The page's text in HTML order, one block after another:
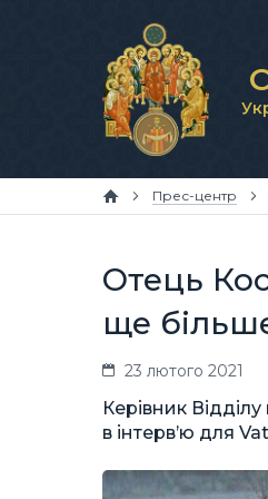
Прес-центр
Отець
ще
23 лютого 2021
Керівник
в інтерв’ю для